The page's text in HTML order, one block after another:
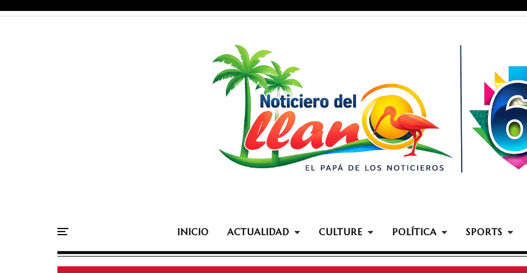
INICIO ACTUALIDAD CULTURE POLÍTICA SPORTS